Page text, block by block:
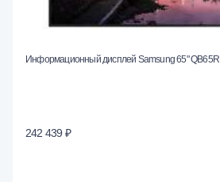
Информационный дисплей Samsung 65" QB65R
242 439 ₽